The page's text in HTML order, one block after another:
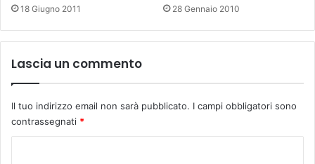
18 Giugno 2011 28 Gennaio 2010
Lascia un commento
Il tuo indirizzo email non sarà pubblicato. I campi obbligatori sono
contrassegnati *